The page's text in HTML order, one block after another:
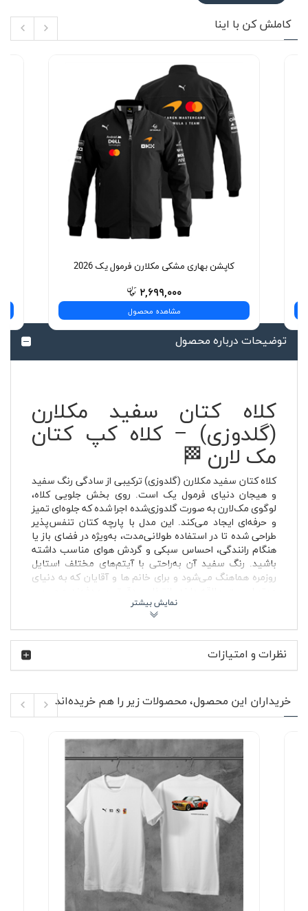
کاملش کن با اینا
کاپشن بهاری مشکی مکلارن فرمول یک 2026
۲,۶۹۹,۰۰۰
مشاهده محصول
توضیحات درباره محصول
کلاه کتان سفید مکلارن
(گلدوزی) – کلاه کپ کتان
مک لارن 🏁
کلاه کتان سفید مکلارن (گلدوزی) ترکیبی از سادگی رنگ سفید
و هیجان دنیای فرمول یک است. روی بخش جلویی کلاه،
لوگوی مک‌لارن به صورت گلدوزی‌شده اجرا شده که جلوه‌ای تمیز
و حرفه‌ای ایجاد می‌کند. این مدل با پارچه کتان تنفس‌پذیر
طراحی شده تا در استفاده طولانی‌مدت، به‌ویژه در فضای باز یا
هنگام رانندگی، احساس سبکی و گردش هوای مناسب داشته
باشید. رنگ سفید آن به‌راحتی با آیتم‌های مختلف استایل
روزمره هماهنگ می‌شود و برای خانم ها و آقایان که به دنیای
است؛ تیمی با سابقه قهرمانی‌های متعدد و مهندسی پیشرفته
که همواره سرعت و دقت را در کنار طراحی خاص ارائه داده است.
رقابت‌های میلی‌متری می‌رود. کلاه کتان سفید مکلارن
(گلدوزی) این حس را در قالب یک اکسسوری روزمره منتقل
می‌کند؛ بدون شلوغی، بدون اغراق، فقط یک امضای
ویژگی‌های محصول 🎽
جنس: پارچه کتان سبک و تنفس‌پذیر مناسب استفاده
طولانی
دارای لوگوی مک‌لارن به صورت گلدوزی در قسمت
جلویی کلاه
قابلیت تنظیم سایز برای فیت شدن بهتر روی سر
طول نقاب 7 سانتی‌متر برای محافظت مناسب در برابر
مناسب استفاده مشترک برای خانم ها و آقایان
نظرات و امتیازات
خریداران این محصول، محصولات زیر را هم خریده‌اند